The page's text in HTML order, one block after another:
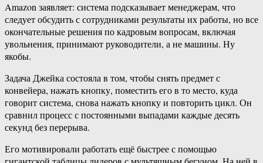
Amazon заявляет: система подсказывает менеджерам, что
следует обсудить с сотрудниками результаты их работы, но все
окончательные решения по кадровым вопросам, включая
увольнения, принимают руководители, а не машины. Ну
якобы.
Задача Джейка состояла в том, чтобы снять предмет с
конвейера, нажать кнопку, поместить его в то место, куда
говорит система, снова нажать кнопку и повторить цикл. Он
сравнил процесс с постоянными выпадами каждые десять
секунд без перерыва.
Его мотивировали работать ещё быстрее с помощью